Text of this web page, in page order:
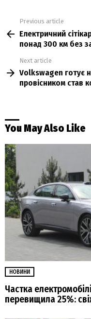
more
Previous article
Електричний
понад 300 км без
Next article
Volkswagen готує
провісником став
You May Also Like
НОВИНИ
Частка
перевищила 25%: